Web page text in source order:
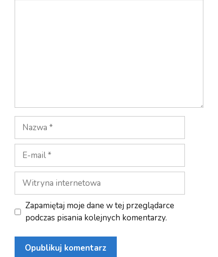
Nazwa
mail
Witryna
internetowa
Zapamiętaj moje dane w tej przeglądarce
podczas pisania kolejnych komentarzy.